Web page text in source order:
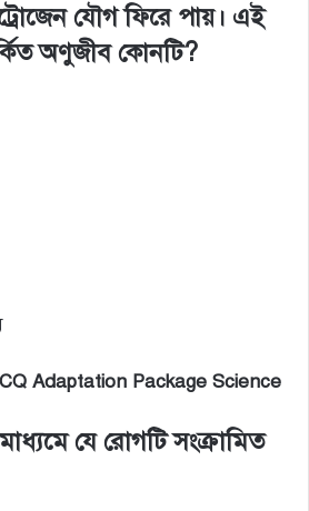
যৌগ ফিরে পায়। এই
অণুজীব কোনটি?
Adaptation Package Science
যে রোগটি সংক্রামিত